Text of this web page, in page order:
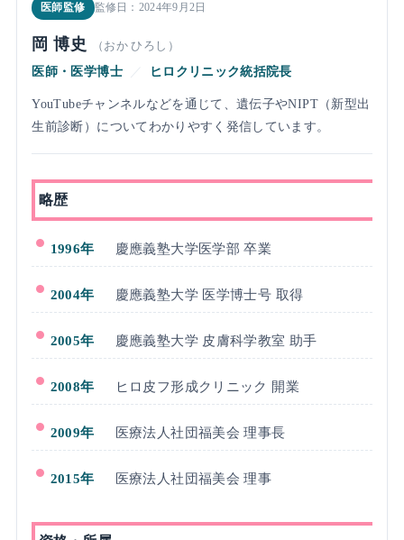
医師監修 監修日：2024年9月2日
岡 博史
（おか ひろし）
医師・医学博士
／ ヒロクリニック統括院長
YouTubeチャンネルなどを通じて、遺伝子やNIPT（新型出
生前診断）についてわかりやすく発信しています。
略歴
1996年 慶應義塾大学医学部 卒業
2004年 慶應義塾大学 医学博士号 取得
2005年 慶應義塾大学 皮膚科学教室 助手
2008年 ヒロ皮フ形成クリニック 開業
2009年 医療法人社団福美会 理事長
2015年 医療法人社団福美会 理事